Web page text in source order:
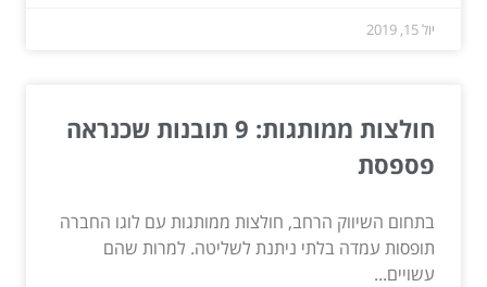
יול 15, 2019
חולצות ממותגות: 9 תובנות שכנראה
פספסת
בתחום השיווק הרחב, חולצות ממותגות עם לוגו החברה
תופסות עמדה בלתי ניתנת לשליטה. למרות שהם
עשויים...